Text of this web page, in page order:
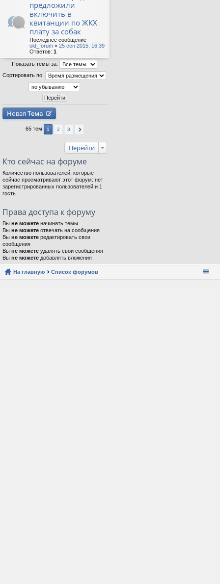
предложили
включить в
квитанции по ЖКХ
плату за собак
Последнее сообщение
old_forum « 25 сен 2015, 16:39
Ответов: 1
Показать темы за:
Сортировать по:
Новая Тема
65 тем 1 2 3
Перейти
Кто сейчас на форуме
Количество пользователей, которые
сейчас просматривают этот форум: нет
зарегистрированных пользователей и 1
гость
Права доступа к форуму
Вы не можете начинать темы
Вы не можете отвечать на сообщения
Вы не можете редактировать свои
сообщения
Вы не можете удалять свои сообщения
Вы не можете добавлять вложения
На главную Список форумов